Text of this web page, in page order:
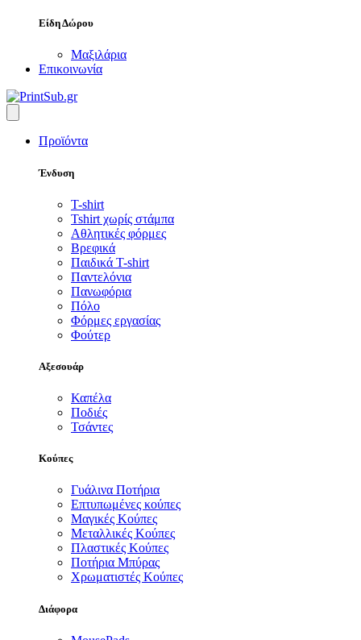
Είδη Δώρου
Μαξιλάρια
Επικοινωνία
Προϊόντα
Ένδυση
T-shirt
Tshirt χωρίς στάμπα
Αθλητικές φόρμες
Βρεφικά
Παιδικά T-shirt
Παντελόνια
Πανωφόρια
Πόλο
Φόρμες εργασίας
Φούτερ
Αξεσουάρ
Καπέλα
Ποδιές
Τσάντες
Κούπες
Γυάλινα Ποτήρια
Επτυπωμένες κούπες
Μαγικές Κούπες
Μεταλλικές Κούπες
Πλαστικές Κούπες
Ποτήρια Μπύρας
Χρωματιστές Κούπες
Διάφορα